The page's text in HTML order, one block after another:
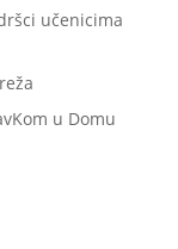
učenicima
u Domu